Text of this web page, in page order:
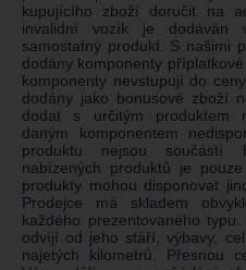
kupujícího zboží doručit na
invalidní vozík je dodáván
samostatný produkt. S našimi
dodány komponenty
komponenty nevstupují do
dodány jako bonusové zboží
dodat s určitým produktem
daným komponentem
produktu nejsou součástí
nabízených produktů je
produkty mohou disponovat
Prodejce má skladem
každého prezentovaného
odvíjí od jeho stáří, výbavy,
najetých kilometrů. Přesnou